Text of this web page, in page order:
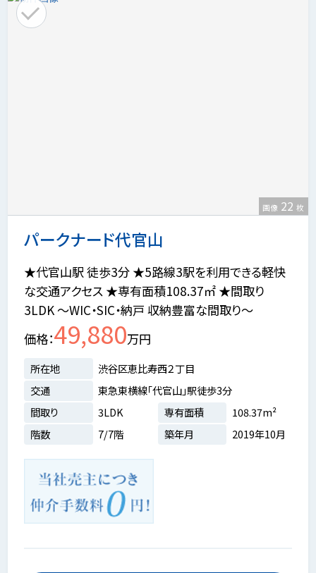
パークナード代官山
画像 22 枚
★代官山駅 徒歩3分 ★5路線3駅を利用できる軽快
な交通アクセス ★専有面積108.37㎡ ★間取り
3LDK ～WIC・SIC・納戸 収納豊富な間取り～
価格 49,880万円
所在地
渋谷区恵比寿西２丁目
交通
東急東横線「代官山」駅徒歩3分
間取り
3LDK 専有面積
108.37m²
階数
7/7階 築年月 2019年10月